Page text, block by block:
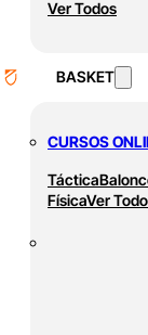
Ver Todos
BASKET
CURSOS
Táctica
FísicaVer